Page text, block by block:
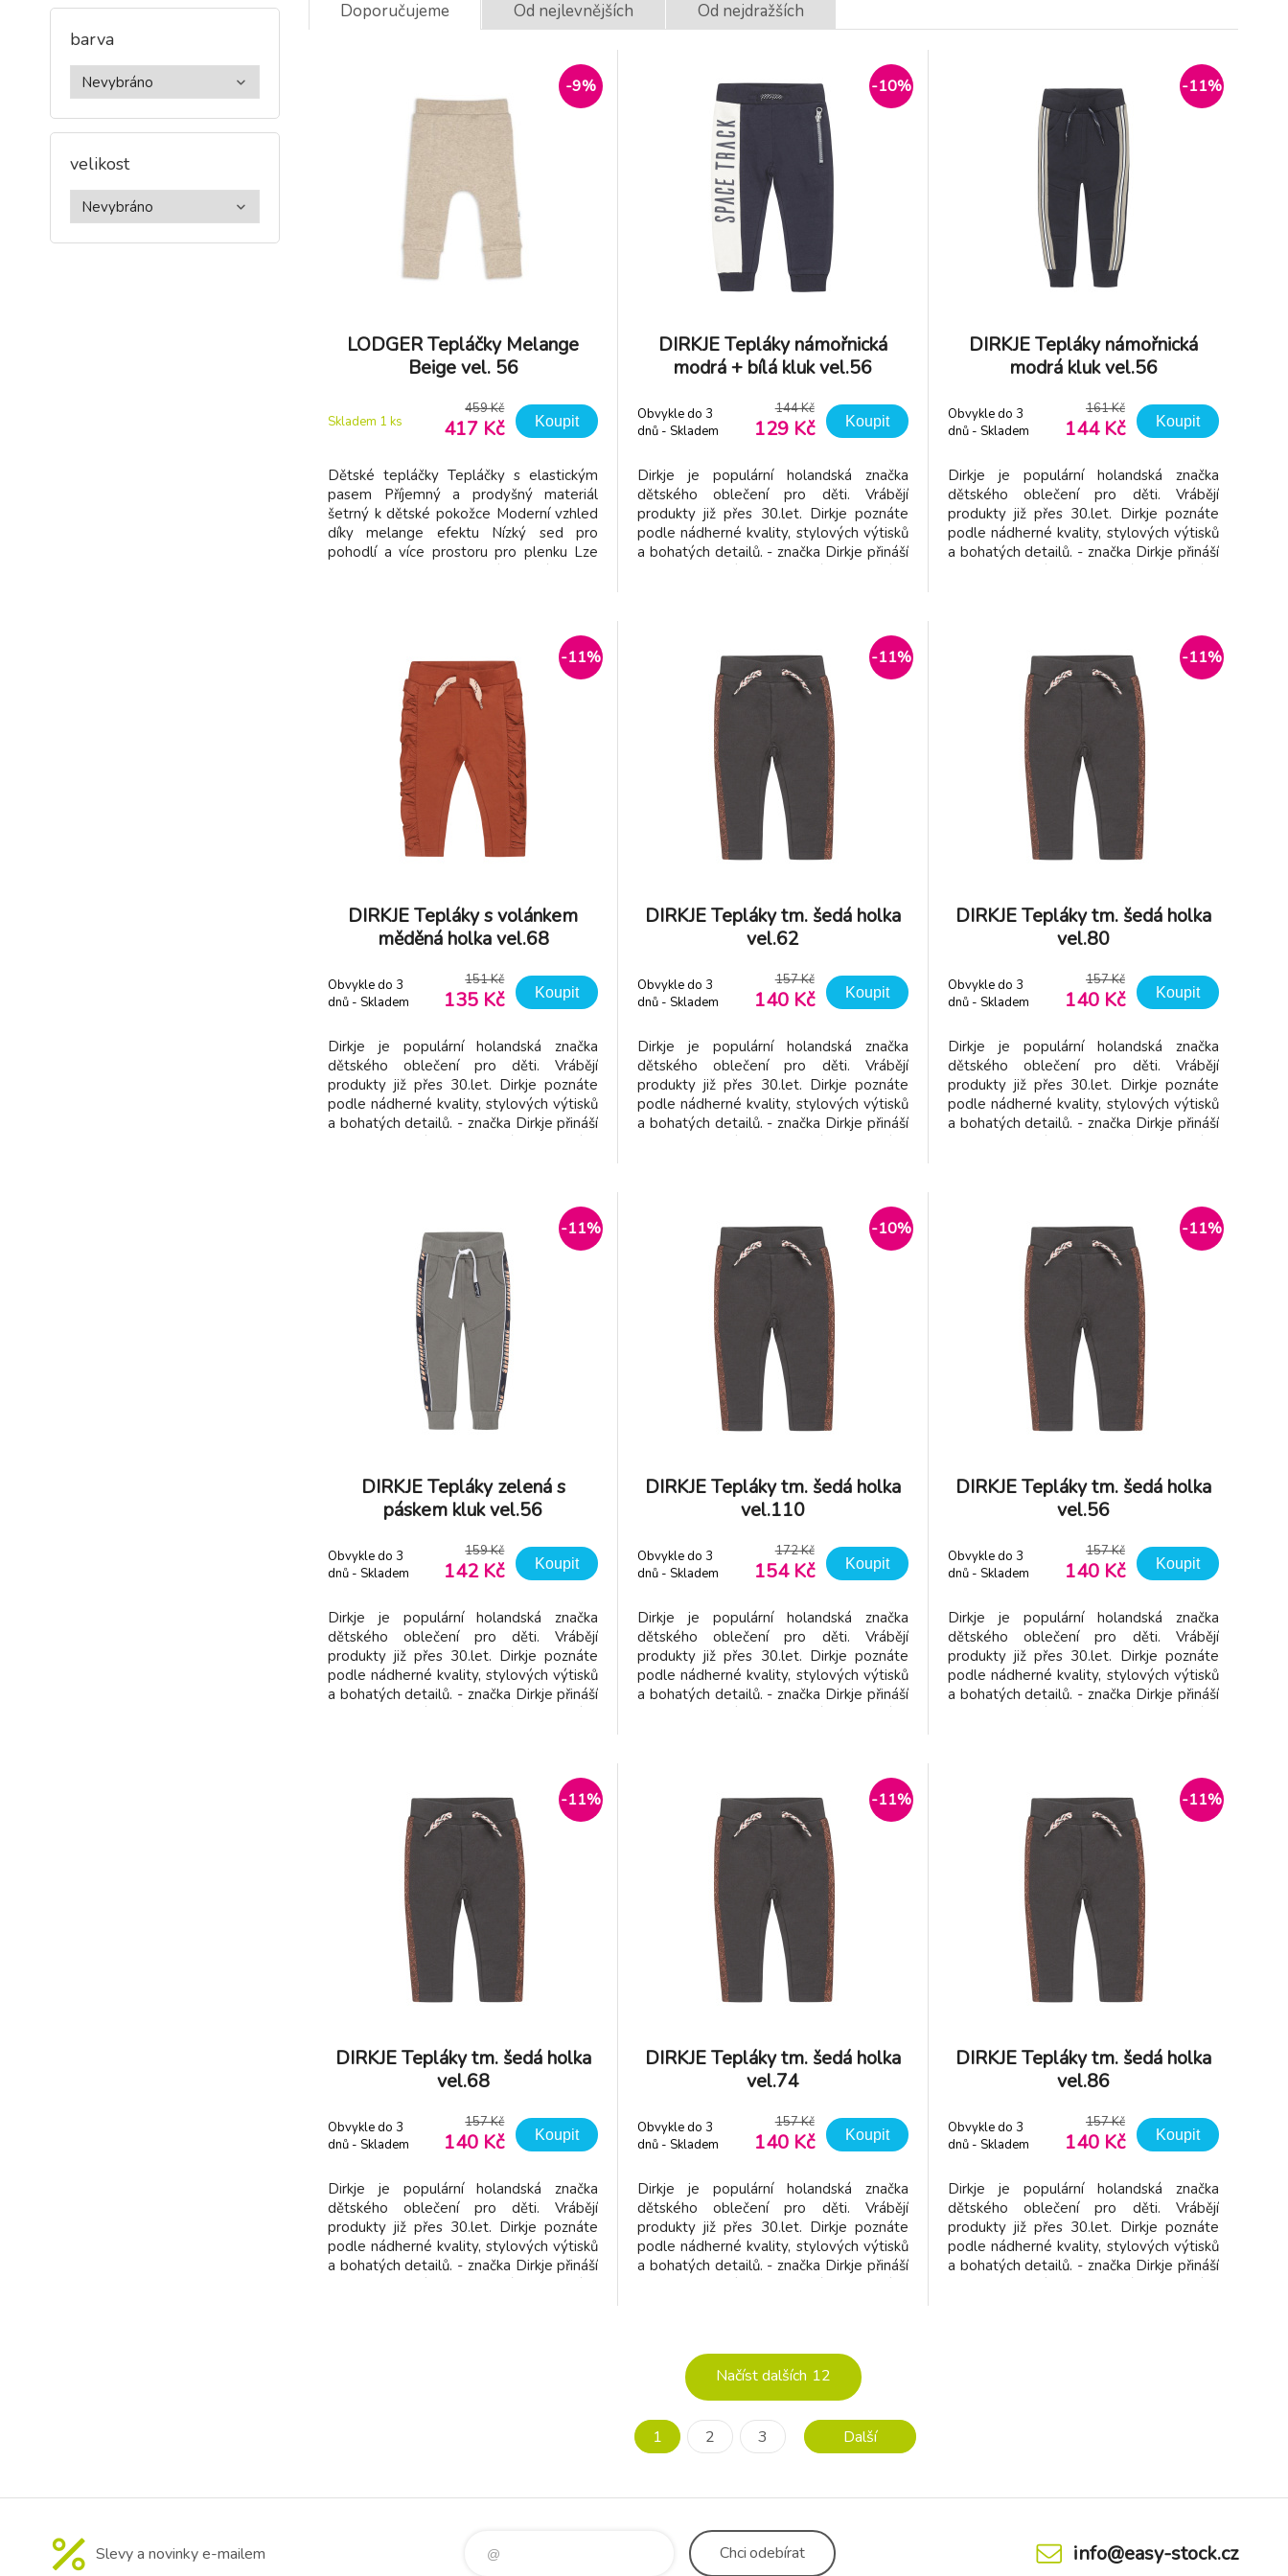
barva
velikost
bílá kluk vel.56
Obvykle do 3
dnů - Skladem
dodavatel
144 Kč
Obvykle do 3
dnů - Skladem
dodavatel
249 Kč
Doporučujeme Od nejlevnějších Od nejdražších
-9%
LODGER Tepláčky Melange
Beige vel. 56
Skladem 1 ks
459 Kč
417 Kč Koupit
Dětské tepláčky Tepláčky s elastickým
pasem Příjemný a prodyšný materiál
šetrný k dětské pokožce Moderní vzhled
díky melange efektu Nízký sed pro
pohodlí a více prostoru pro plenku Lze
-10%
DIRKJE Tepláky námořnická
modrá + bílá kluk vel.56
Obvykle do 3
dnů - Skladem
144 Kč
129 Kč Koupit
Dirkje je populární holandská značka
dětského oblečení pro děti. Vrábějí
produkty již přes 30.let. Dirkje poznáte
podle nádherné kvality, stylových výtisků
a bohatých detailů. - značka Dirkje přináší
-11%
DIRKJE Tepláky námořnická
modrá kluk vel.56
Obvykle do 3
dnů - Skladem
161 Kč
144 Kč Koupit
Dirkje je populární holandská značka
dětského oblečení pro děti. Vrábějí
produkty již přes 30.let. Dirkje poznáte
podle nádherné kvality, stylových výtisků
a bohatých detailů. - značka Dirkje přináší
-11%
DIRKJE Tepláky s volánkem
měděná holka vel.68
Obvykle do 3
dnů - Skladem
151 Kč
135 Kč Koupit
Dirkje je populární holandská značka
dětského oblečení pro děti. Vrábějí
produkty již přes 30.let. Dirkje poznáte
podle nádherné kvality, stylových výtisků
a bohatých detailů. - značka Dirkje přináší
-11%
DIRKJE Tepláky tm. šedá holka
vel.62
Obvykle do 3
dnů - Skladem
157 Kč
140 Kč Koupit
Dirkje je populární holandská značka
dětského oblečení pro děti. Vrábějí
produkty již přes 30.let. Dirkje poznáte
podle nádherné kvality, stylových výtisků
a bohatých detailů. - značka Dirkje přináší
-11%
DIRKJE Tepláky tm. šedá holka
vel.80
Obvykle do 3
dnů - Skladem
157 Kč
140 Kč Koupit
Dirkje je populární holandská značka
dětského oblečení pro děti. Vrábějí
produkty již přes 30.let. Dirkje poznáte
podle nádherné kvality, stylových výtisků
a bohatých detailů. - značka Dirkje přináší
-11%
DIRKJE Tepláky zelená s
páskem kluk vel.56
Obvykle do 3
dnů - Skladem
159 Kč
142 Kč Koupit
Dirkje je populární holandská značka
dětského oblečení pro děti. Vrábějí
produkty již přes 30.let. Dirkje poznáte
podle nádherné kvality, stylových výtisků
a bohatých detailů. - značka Dirkje přináší
-10%
DIRKJE Tepláky tm. šedá holka
vel.110
Obvykle do 3
dnů - Skladem
172 Kč
154 Kč Koupit
Dirkje je populární holandská značka
dětského oblečení pro děti. Vrábějí
produkty již přes 30.let. Dirkje poznáte
podle nádherné kvality, stylových výtisků
a bohatých detailů. - značka Dirkje přináší
-11%
DIRKJE Tepláky tm. šedá holka
vel.56
Obvykle do 3
dnů - Skladem
157 Kč
140 Kč Koupit
Dirkje je populární holandská značka
dětského oblečení pro děti. Vrábějí
produkty již přes 30.let. Dirkje poznáte
podle nádherné kvality, stylových výtisků
a bohatých detailů. - značka Dirkje přináší
-11%
DIRKJE Tepláky tm. šedá holka
vel.68
Obvykle do 3
dnů - Skladem
157 Kč
140 Kč Koupit
Dirkje je populární holandská značka
dětského oblečení pro děti. Vrábějí
produkty již přes 30.let. Dirkje poznáte
podle nádherné kvality, stylových výtisků
a bohatých detailů. - značka Dirkje přináší
-11%
DIRKJE Tepláky tm. šedá holka
vel.74
Obvykle do 3
dnů - Skladem
157 Kč
140 Kč Koupit
Dirkje je populární holandská značka
dětského oblečení pro děti. Vrábějí
produkty již přes 30.let. Dirkje poznáte
podle nádherné kvality, stylových výtisků
a bohatých detailů. - značka Dirkje přináší
-11%
DIRKJE Tepláky tm. šedá holka
vel.86
Obvykle do 3
dnů - Skladem
157 Kč
140 Kč Koupit
Dirkje je populární holandská značka
dětského oblečení pro děti. Vrábějí
produkty již přes 30.let. Dirkje poznáte
podle nádherné kvality, stylových výtisků
a bohatých detailů. - značka Dirkje přináší
Načíst dalších 12
1 2 3 Další
Slevy a novinky e-mailem Chciodebírat info@easy-stock.cz